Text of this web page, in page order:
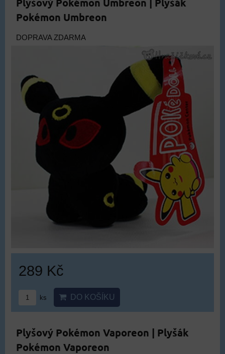
Pokémon Umbreon
DOPRAVA ZDARMA
289 Kč
ks DO KOŠÍKU
Plyšový Pokémon Vaporeon | Plyšák
Pokémon Vaporeon